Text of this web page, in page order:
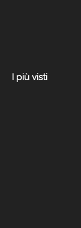
I più visti